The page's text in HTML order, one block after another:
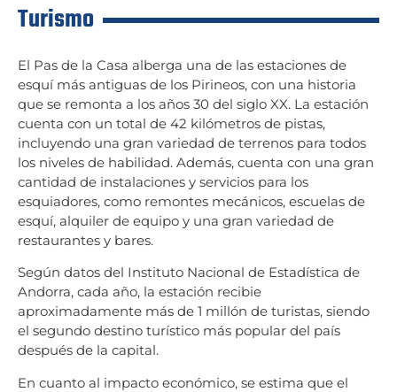
Turismo
El Pas de la Casa alberga una de las estaciones de
esquí más antiguas de los Pirineos, con una historia
que se remonta a los años 30 del siglo XX. La estación
cuenta con un total de 42 kilómetros de pistas,
incluyendo una gran variedad de terrenos para todos
los niveles de habilidad. Además, cuenta con una gran
cantidad de instalaciones y servicios para los
esquiadores, como remontes mecánicos, escuelas de
esquí, alquiler de equipo y una gran variedad de
restaurantes y bares.
Según datos del Instituto Nacional de Estadística de
Andorra, cada año, la estación recibie
aproximadamente más de 1 millón de turistas, siendo
el segundo destino turístico más popular del país
después de la capital.
En cuanto al impacto económico, se estima que el